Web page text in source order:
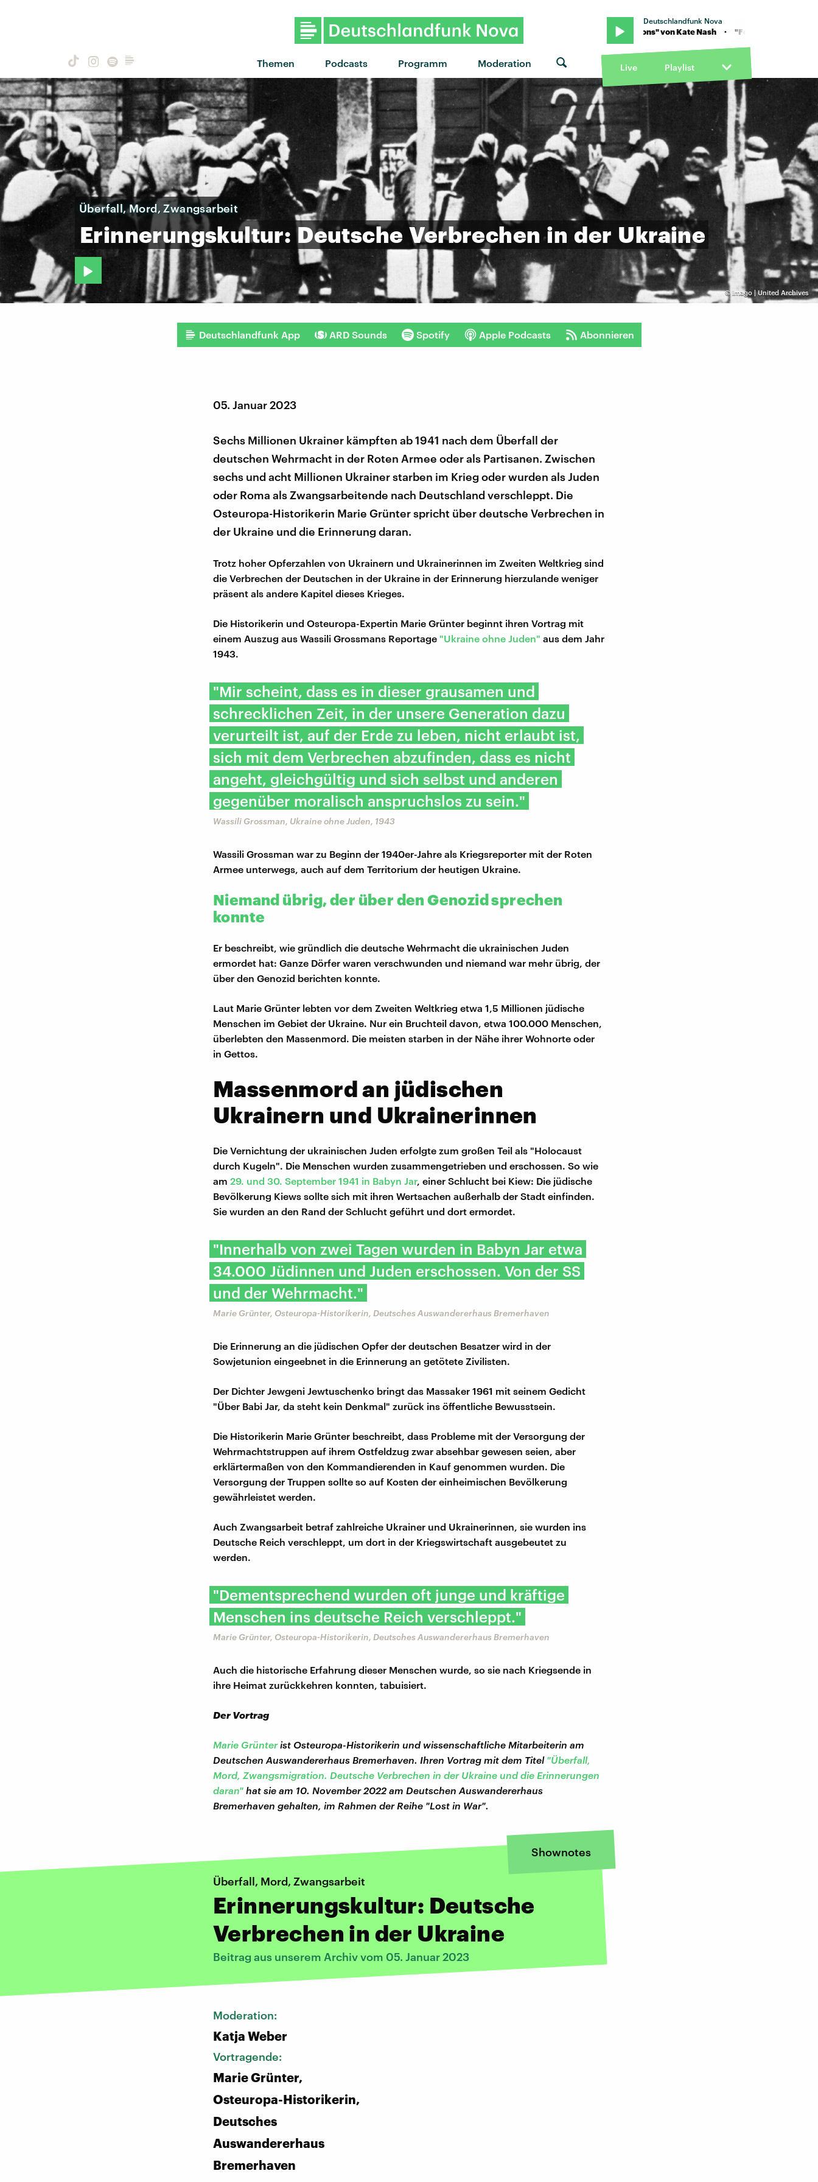
Themen Podcasts Programm Moderation
Deutschlandfunk Nova
"Foundations" von Kate Nash · "Foundations" von Kate Nash · "Foundations" von Kate Nash
Live Playlist
© imago | United Archives
Überfall, Mord, Zwangsarbeit
Erinnerungskultur: Deutsche Verbrechen in der Ukraine
Deutschlandfunk App ARD Sounds Spotify Apple Podcasts Abonnieren
05. Januar 2023
Sechs Millionen Ukrainer kämpften ab 1941 nach dem Überfall der
deutschen Wehrmacht in der Roten Armee oder als Partisanen. Zwischen
sechs und acht Millionen Ukrainer starben im Krieg oder wurden als Juden
oder Roma als Zwangsarbeitende nach Deutschland verschleppt. Die
Osteuropa-Historikerin Marie Grünter spricht über deutsche Verbrechen in
der Ukraine und die Erinnerung daran.
Trotz hoher Opferzahlen von Ukrainern und Ukrainerinnen im Zweiten Weltkrieg sind
die Verbrechen der Deutschen in der Ukraine in der Erinnerung hierzulande weniger
präsent als andere Kapitel dieses Krieges.
Die Historikerin und Osteuropa-Expertin Marie Grünter beginnt ihren Vortrag mit
einem Auszug aus Wassili Grossmans Reportage "Ukraine ohne Juden" aus dem Jahr
1943.
"Mir scheint, dass es in dieser grausamen und
schrecklichen Zeit, in der unsere Generation dazu
verurteilt ist, auf der Erde zu leben, nicht erlaubt ist,
sich mit dem Verbrechen abzufinden, dass es nicht
angeht, gleichgültig und sich selbst und anderen
gegenüber moralisch anspruchslos zu sein."
Wassili Grossman, Ukraine ohne Juden, 1943
Wassili Grossman war zu Beginn der 1940er-Jahre als Kriegsreporter mit der Roten
Armee unterwegs, auch auf dem Territorium der heutigen Ukraine.
Niemand übrig, der über den Genozid sprechen
konnte
Er beschreibt, wie gründlich die deutsche Wehrmacht die ukrainischen Juden
ermordet hat: Ganze Dörfer waren verschwunden und niemand war mehr übrig, der
über den Genozid berichten konnte.
Laut Marie Grünter lebten vor dem Zweiten Weltkrieg etwa 1,5 Millionen jüdische
Menschen im Gebiet der Ukraine. Nur ein Bruchteil davon, etwa 100.000 Menschen,
überlebten den Massenmord. Die meisten starben in der Nähe ihrer Wohnorte oder
in Gettos.
Massenmord an jüdischen
Ukrainern und Ukrainerinnen
Die Vernichtung der ukrainischen Juden erfolgte zum großen Teil als "Holocaust
durch Kugeln". Die Menschen wurden zusammengetrieben und erschossen. So wie
am 29. und 30. September 1941 in Babyn Jar, einer Schlucht bei Kiew: Die jüdische
Bevölkerung Kiews sollte sich mit ihren Wertsachen außerhalb der Stadt einfinden.
Sie wurden an den Rand der Schlucht geführt und dort ermordet.
"Innerhalb von zwei Tagen wurden in Babyn Jar etwa
34.000 Jüdinnen und Juden erschossen. Von der SS
und der Wehrmacht."
Marie Grünter, Osteuropa-Historikerin, Deutsches Auswandererhaus Bremerhaven
Die Erinnerung an die jüdischen Opfer der deutschen Besatzer wird in der
Sowjetunion eingeebnet in die Erinnerung an getötete Zivilisten.
Der Dichter Jewgeni Jewtuschenko bringt das Massaker 1961 mit seinem Gedicht
"Über Babi Jar, da steht kein Denkmal" zurück ins öffentliche Bewusstsein.
Die Historikerin Marie Grünter beschreibt, dass Probleme mit der Versorgung der
Wehrmachtstruppen auf ihrem Ostfeldzug zwar absehbar gewesen seien, aber
erklärtermaßen von den Kommandierenden in Kauf genommen wurden. Die
Versorgung der Truppen sollte so auf Kosten der einheimischen Bevölkerung
gewährleistet werden.
Auch Zwangsarbeit betraf zahlreiche Ukrainer und Ukrainerinnen, sie wurden ins
Deutsche Reich verschleppt, um dort in der Kriegswirtschaft ausgebeutet zu
werden.
"Dementsprechend wurden oft junge und kräftige
Menschen ins deutsche Reich verschleppt."
Marie Grünter, Osteuropa-Historikerin, Deutsches Auswandererhaus Bremerhaven
Auch die historische Erfahrung dieser Menschen wurde, so sie nach Kriegsende in
ihre Heimat zurückkehren konnten, tabuisiert.
Der Vortrag
Marie Grünterist Osteuropa-Historikerin und wissenschaftliche Mitarbeiterin am
Deutschen Auswandererhaus Bremerhaven. Ihren Vortrag mit dem Titel "Überfall,
Mord, Zwangsmigration. Deutsche Verbrechen in der Ukraine und die Erinnerungen
daran" hat sie am 10. November 2022 am Deutschen Auswandererhaus
Bremerhaven gehalten, im Rahmen der Reihe "Lost in War".
Shownotes
Überfall, Mord, Zwangsarbeit
Erinnerungskultur: Deutsche
Verbrechen in der Ukraine
Beitrag aus unserem Archiv vom 05. Januar 2023
Moderation:
Katja Weber
Vortragende:
Marie Grünter,
Osteuropa-Historikerin,
Deutsches
Auswandererhaus
Bremerhaven